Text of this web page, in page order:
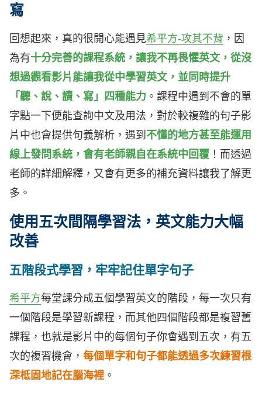
寫
回想起來，真的很開心能遇見希平方-攻其不背 ，因
為有十分完善的課程系統，讓我不再畏懼英文，從沒
想過觀看影片能讓我從中學習英文，並同時提升
「聽、說、讀、寫」四種能力 。課程中遇到不會的單
字點一下便能查詢中文及用法，對於較複雜的句子影
片中也會提供句義解析，遇到 不懂的地方甚至能運用
線上發問系統，會有老師親自在系統中回覆 ！而透過
老師的詳細解釋，又會有更多的補充資料讓我了解更
多。
使用五次間隔學習法，英文能力大幅
改善
五階段式學習，牢牢記住單字句子
希平方每堂課分成五個學習英文的階段，每一次只有
一個階段是學習新課程，而其他四個階段都是複習舊
課程，也就是影片中的每個句子你會遇到五次，有五
次的複習機會， 每個單字和句子都能透過多次練習根
深柢固地記在腦海裡 。